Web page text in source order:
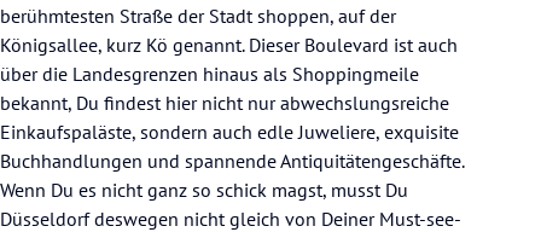
berühmtesten Straße der Stadt shoppen, auf der
Königsallee, kurz Kö genannt. Dieser Boulevard ist auch
über die Landesgrenzen hinaus als Shoppingmeile
bekannt, Du findest hier nicht nur abwechslungsreiche
Einkaufspaläste, sondern auch edle Juweliere, exquisite
Buchhandlungen und spannende Antiquitätengeschäfte.
Wenn Du es nicht ganz so schick magst, musst Du
Düsseldorf deswegen nicht gleich von Deiner Must-see-